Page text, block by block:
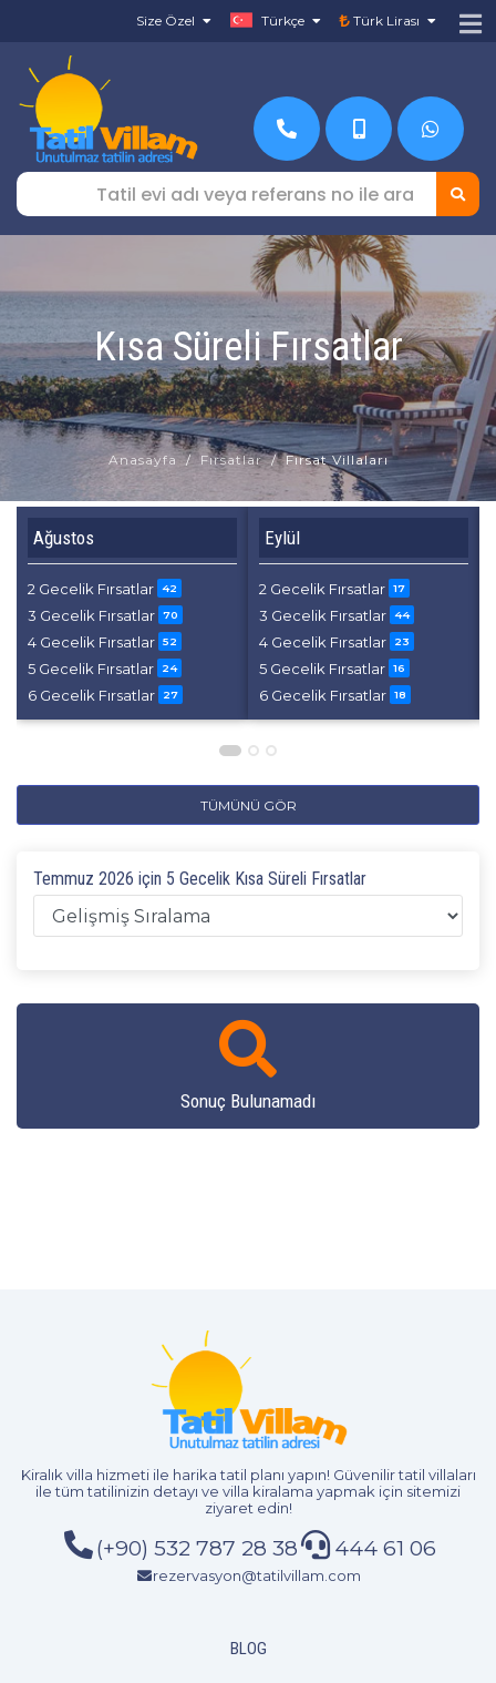
Size Özel Türkçe Türk Lirası
Kısa Süreli Fırsatlar
Anasayfa Fırsatlar Fırsat Villaları
Ağustos
2 Gecelik Fırsatlar 42
3 Gecelik Fırsatlar 70
4 Gecelik Fırsatlar 52
5 Gecelik Fırsatlar 24
6 Gecelik Fırsatlar 27
Eylül
2 Gecelik Fırsatlar 17
3 Gecelik Fırsatlar 44
4 Gecelik Fırsatlar 23
5 Gecelik Fırsatlar 16
6 Gecelik Fırsatlar 18
TÜMÜNÜ GÖR
Temmuz 2026 için 5 Gecelik Kısa Süreli Fırsatlar
Sonuç Bulunamadı
Kiralık villa hizmetiile harika tatil planı yapın! Güvenilir tatil villaları
ile tüm tatilinizin detayı ve villa kiralama yapmak için sitemizi
ziyaret edin!
(+90) 532 787 28 38 444 61 06
rezervasyon@tatilvillam.com
BLOG